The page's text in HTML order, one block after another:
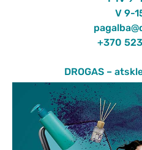
V 9-
+370
DROGAS –